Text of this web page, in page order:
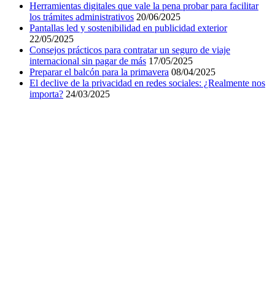
Herramientas digitales que vale la pena probar para facilitar
los trámites administrativos 20/06/2025
Pantallas led y sostenibilidad en publicidad exterior
22/05/2025
Consejos prácticos para contratar un seguro de viaje
internacional sin pagar de más 17/05/2025
Preparar el balcón para la primavera 08/04/2025
El declive de la privacidad en redes sociales: ¿Realmente nos
importa? 24/03/2025